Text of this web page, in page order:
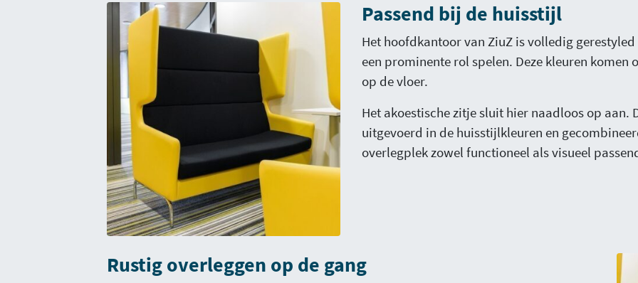
Passend bij de huisstijl
Het hoofdkantoor van ZiuZ is volledig
een prominente rol spelen. Deze kleuren
op de vloer.
Het akoestische zitje sluit hier naadloos op aan.
uitgevoerd in de huisstijlkleuren en
overlegplek zowel functioneel als visueel
Rustig overleggen op de gang